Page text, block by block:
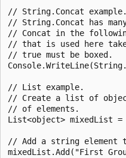
// String.Concat example.
// String.Concat has
// Concat in the
// that is used here
// true must be boxed.
// List example.
// Create a list of
// of elements.
List<object> mixedList
// Add a string
mixedList.Add("First